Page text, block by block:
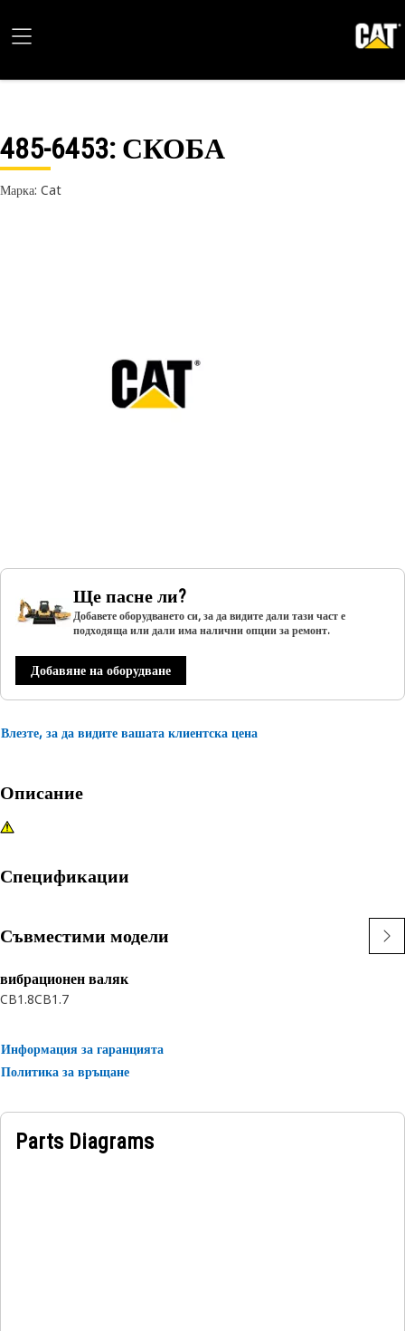
485-6453: СКОБА
Марка: Cat
Ще пасне ли?
Добавете оборудването си, за да видите дали тази част е
подходяща или дали има налични опции за ремонт.
Добавяне на оборудване
Влезте, за да видите вашата клиентска цена
Описание
Спецификации
Съвместими модели
вибрационен валяк
CB1.8CB1.7
Информация за гаранцията
Политика за връщане
Parts Diagrams